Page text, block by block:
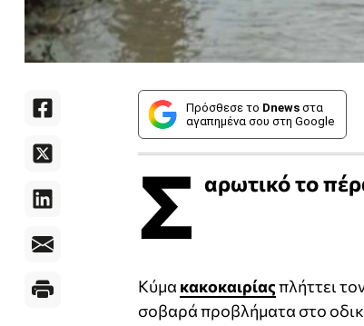
Πρόσθεσε το Dnews στα
αγαπημένα σου στη Google
Σ αρωτικό το
Κύμα κακοκαιρίαςπλήττει
σοβαρά προβλήματα στο